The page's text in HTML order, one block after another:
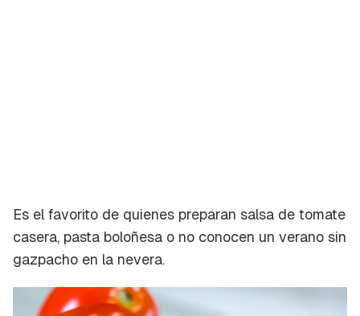
Es el favorito de quienes preparan salsa de tomate
casera, pasta boloñesa o no conocen un verano sin
gazpacho en la nevera.